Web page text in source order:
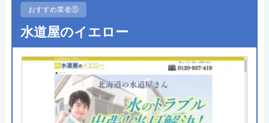
●定休日
●出張見積もり 出張・見積無料
●支払い方法
現金・銀行振込・クレジットカー
ド・コンビニ払い
●累計実績 ―
おすすめ業者⑤
水道屋のイエロー